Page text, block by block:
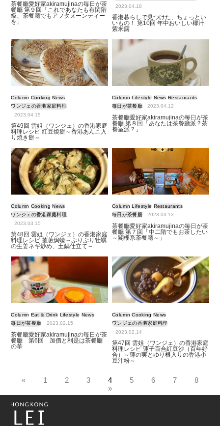
茶餐廳愛好家akiramujinaの毎日が茶
餐廳 第９回「これであなたも有閑階
級、茶餐廳でもアフタヌーンティー
を」
2023.04.18
香港暮らしで見つけた、ちょっとい
いもの！ 第10回 年中おいしい椰汁
紫米露
Column Cooking News
ワンジェの香港家庭料理
2023.04.15
第49回 雲姐（ワンジェ）の香港家庭
料理レシピ 紅豆燒餅～香港あんこ入
り焼き餅～
Column Lifestyle News Restaurants
毎日が茶餐廳
2023.04.12
茶餐廳愛好家akiramujinaの毎日が茶
餐廳 第８回「あなたは茶餐廳派？茶
餐室派？」
Column Cooking News
ワンジェの香港家庭料理
2023.03.15
第48回 雲姐（ワンジェ）の香港家庭
料理レシピ 薑蔥焗蠔～ぷりぷり牡蠣
の生姜ネギ炒め、土鍋仕立て～
Column Lifestyle Restaurants
毎日が茶餐廳
2023.03.13
茶餐廳愛好家akiramujinaの毎日が茶
餐廳 第７回「中二階でもお茶したい
～閣樓系茶餐廳～」
Column Eat & Drink Lifestyle News
毎日が茶餐廳
2023.02.15
茶餐廳愛好家akiramujinaの毎日が茶
餐廳 第6回 加價と利是は茶餐廳
の華
Column Cooking News
ワンジェの香港家庭料理
2023.02.14
第47回 雲姐（ワンジェ）の香港家庭
料理レシピ 蓮子百合紅豆沙（百年好
合）～蓮の実とゆり根入りの香港小
豆汁粉～
« 1 2 3 4 5 6 7
8
»